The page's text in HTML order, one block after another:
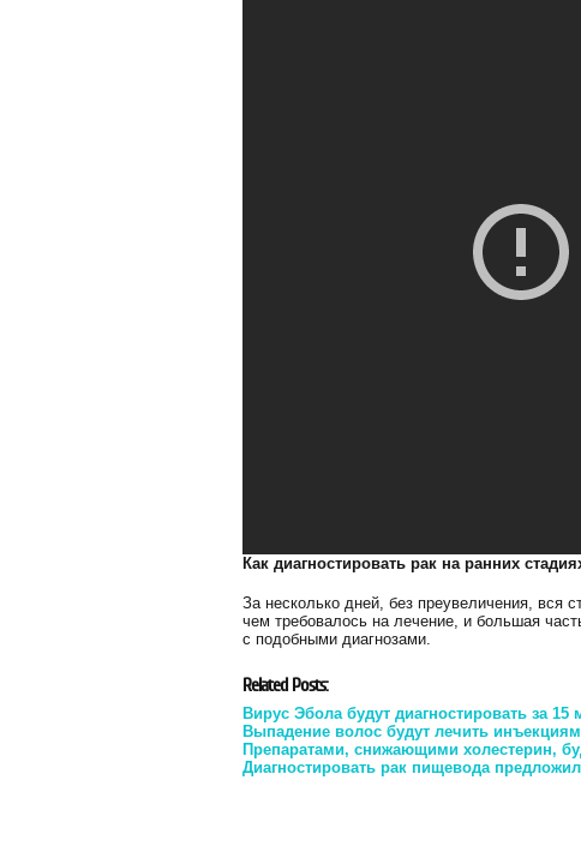
Как диагностировать рак на ранних
За несколько дней, без преувеличения, вся
чем требовалось на лечение, и большая
с подобными диагнозами.
Related Posts:
Вирус Эбола будут диагностировать за 15
Выпадение волос будут лечить
Препаратами, снижающими холестерин,
Диагностировать рак пищевода